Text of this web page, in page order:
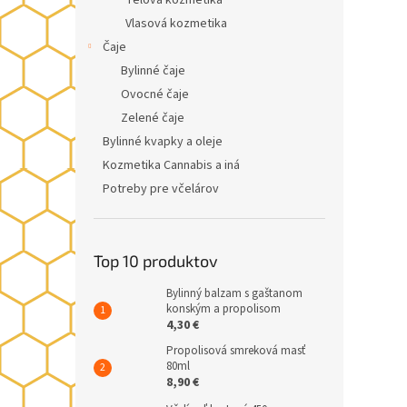
Vlasová kozmetika
Čaje
Bylinné čaje
Ovocné čaje
Zelené čaje
Bylinné kvapky a oleje
Kozmetika Cannabis a iná
Potreby pre včelárov
Top 10 produktov
Bylinný balzam s gaštanom
konským a propolisom
4,30 €
Propolisová smreková masť
80ml
8,90 €